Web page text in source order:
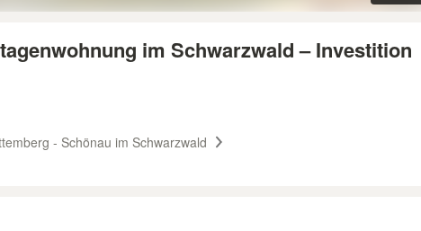
im Schwarzwald – Investition
- Schönau im Schwarzwald